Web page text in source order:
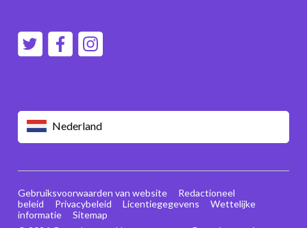
Nederland
Gebruiksvoorwaarden van website
Redactioneel
beleid
Privacybeleid Licentiegegevens
Wettelijke
informatie
Sitemap